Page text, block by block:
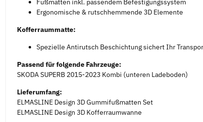
Fußmatten inkl. passendem Befestigungssystem
Ergonomische & rutschhemmende 3D Elemente
Kofferraummatte:
Spezielle Antirutsch Beschichtung sichert Ihr
Passend für folgende Fahrzeuge:
SKODA SUPERB 2015-2023 Kombi (unteren Ladeboden)
Lieferumfang:
ELMASLINE Design 3D Gummifußmatten Set
ELMASLINE Design 3D Kofferraumwanne